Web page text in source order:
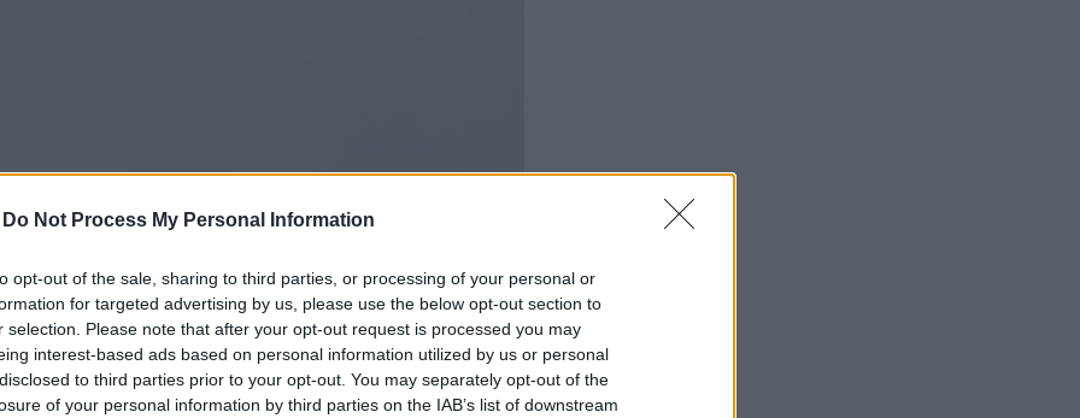
Do Not Process My Personal Information
opt-out of the sale, sharing to third parties, or processing of your personal or
for targeted advertising by us, please use the below opt-out section to
selection. Please note that after your opt-out request is processed you may
interest-based ads based on personal information utilized by us or personal
to third parties prior to your opt-out. You may separately opt-out of the
of your personal information by third parties on the IAB’s list of downstream